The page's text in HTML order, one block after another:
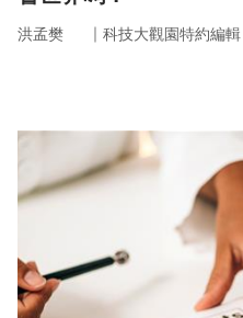
洪孟樊 ｜ 科技大觀園特約編輯